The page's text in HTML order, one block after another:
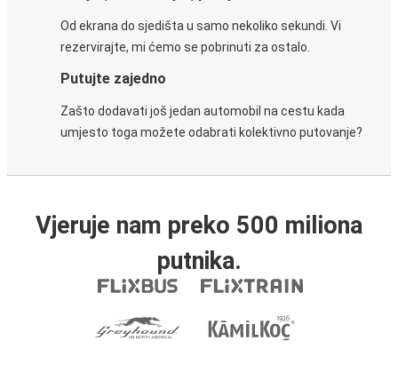
Od ekrana do sjedišta u samo nekoliko sekundi. Vi
rezervirajte, mi ćemo se pobrinuti za ostalo.
Putujte zajedno
Zašto dodavati još jedan automobil na cestu kada
umjesto toga možete odabrati kolektivno putovanje?
Vjeruje nam preko 500 miliona
putnika.